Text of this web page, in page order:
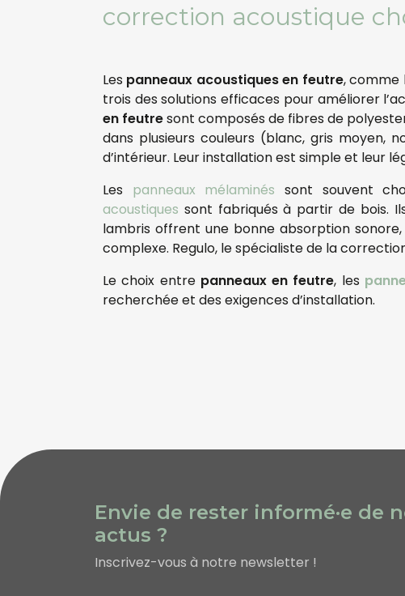
correction acoustique
Les panneaux acoustiques en feutre, comme
trois des solutions efficaces pour améliorer
en feutresont composés de fibres de
dans plusieurs couleurs (blanc, gris moyen,
d’intérieur. Leur installation est simple et leur
Les panneaux mélaminés sont souvent
acoustiques sont fabriqués à partir de bois.
lambris offrent une bonne absorption
complexe. Regulo, le spécialiste de la
Le choix entre panneaux en feutre, les
recherchée et des exigences d’installation.
Envie de rester informé·e de
actus ?
Inscrivez-vous à notre newsletter !